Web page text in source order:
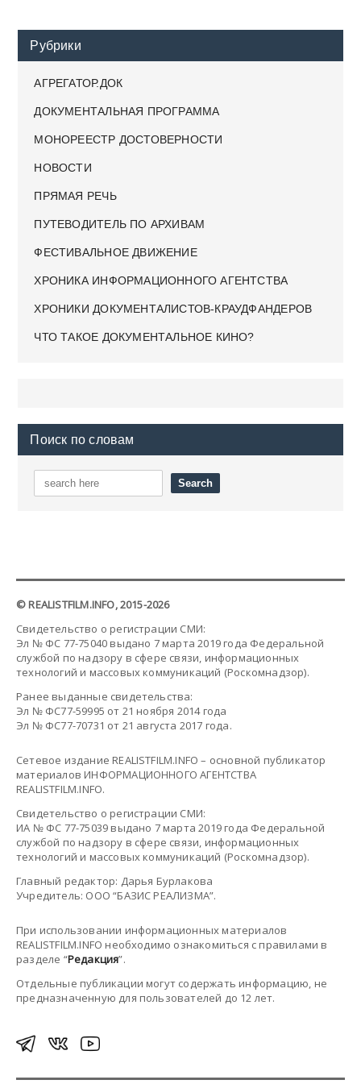
Рубрики
АГРЕГАТОР.ДОК
ДОКУМЕНТАЛЬНАЯ ПРОГРАММА
МОНОРЕЕСТР ДОСТОВЕРНОСТИ
НОВОСТИ
ПРЯМАЯ РЕЧЬ
ПУТЕВОДИТЕЛЬ ПО АРХИВАМ
ФЕСТИВАЛЬНОЕ ДВИЖЕНИЕ
ХРОНИКА ИНФОРМАЦИОННОГО АГЕНТСТВА
ХРОНИКИ ДОКУМЕНТАЛИСТОВ-КРАУДФАНДЕРОВ
ЧТО ТАКОЕ ДОКУМЕНТАЛЬНОЕ КИНО?
Поиск по словам
© REALISTFILM.INFO, 2015-2026
Свидетельство о регистрации СМИ:
Эл № ФС 77-75040 выдано 7 марта 2019 года Федеральной
службой по надзору в сфере связи, информационных
технологий и массовых коммуникаций (Роскомнадзор).
Ранее выданные свидетельства:
Эл № ФС77-59995 от 21 ноября 2014 года
Эл № ФС77-70731 от 21 августа 2017 года.
Сетевое издание REALISTFILM.INFO – основной публикатор
материалов ИНФОРМАЦИОННОГО АГЕНТСТВА
REALISTFILM.INFO.
Свидетельство о регистрации СМИ:
ИА № ФС 77-75039 выдано 7 марта 2019 года Федеральной
службой по надзору в сфере связи, информационных
технологий и массовых коммуникаций (Роскомнадзор).
Главный редактор: Дарья Бурлакова
Учредитель: ООО “БАЗИС РЕАЛИЗМА”.
При использовании информационных материалов
REALISTFILM.INFO необходимо ознакомиться с правилами в
разделе “Редакция”.
Отдельные публикации могут содержать информацию, не
предназначенную для пользователей до 12 лет.